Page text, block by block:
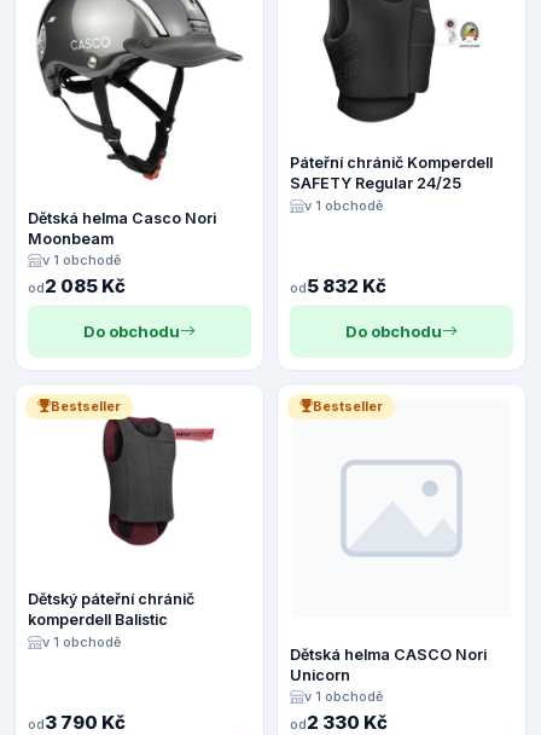
Dětská helma Casco Nori
Moonbeam
v 1 obchodě
od2 085 Kč
Do obchodu
Páteřní chránič Komperdell
SAFETY Regular 24/25
v 1 obchodě
od5 832 Kč
Do obchodu
Bestseller
Dětský páteřní chránič
komperdell Balistic
v 1 obchodě
od3 790 Kč
Bestseller
Dětská helma CASCO Nori
Unicorn
v 1 obchodě
od2 330 Kč